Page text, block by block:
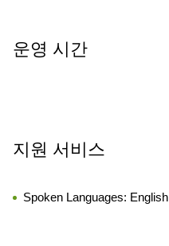
운영 시간
지원 서비스
Spoken Languages: English